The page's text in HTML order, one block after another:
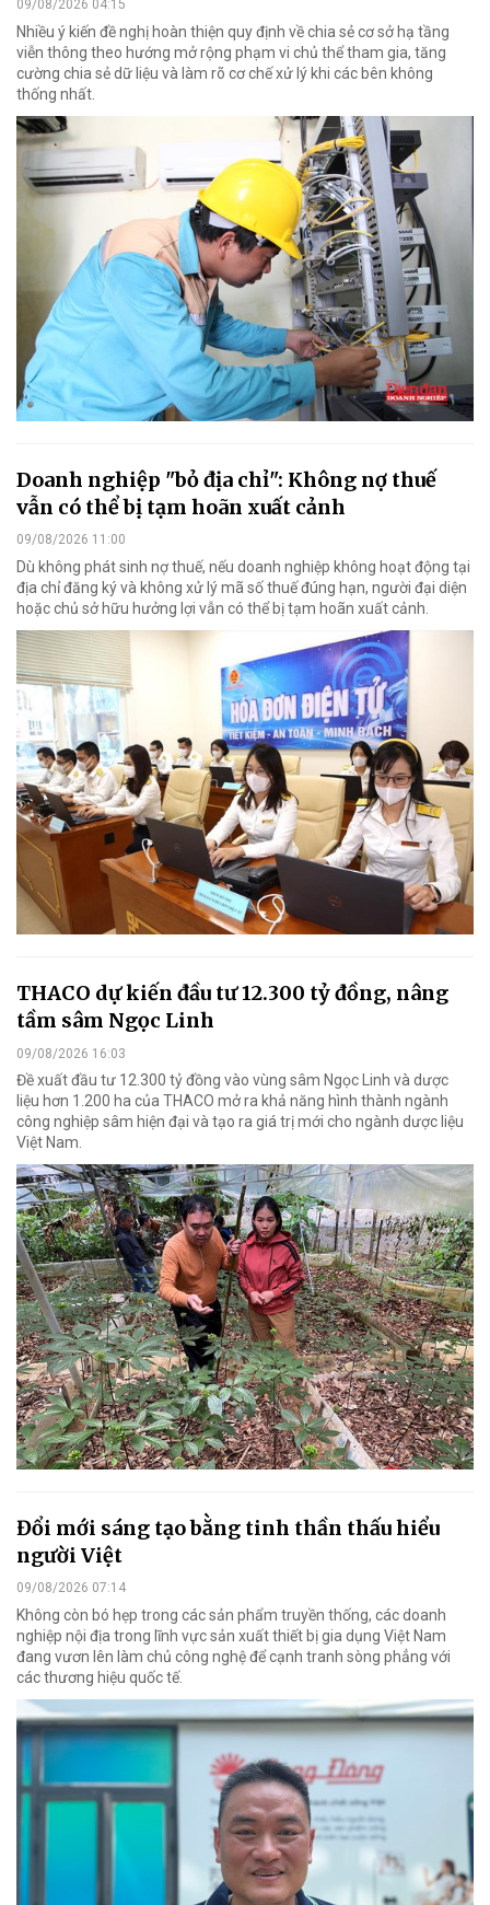
09/08/2026 04:15
Nhiều ý kiến đề nghị hoàn thiện quy định về chia sẻ cơ sở hạ tầng
viễn thông theo hướng mở rộng phạm vi chủ thể tham gia, tăng
cường chia sẻ dữ liệu và làm rõ cơ chế xử lý khi các bên không
thống nhất.
Doanh nghiệp "bỏ địa chỉ": Không nợ thuế
vẫn có thể bị tạm hoãn xuất cảnh
09/08/2026 11:00
Dù không phát sinh nợ thuế, nếu doanh nghiệp không hoạt động tại
địa chỉ đăng ký và không xử lý mã số thuế đúng hạn, người đại diện
hoặc chủ sở hữu hưởng lợi vẫn có thể bị tạm hoãn xuất cảnh.
THACO dự kiến đầu tư 12.300 tỷ đồng, nâng
tầm sâm Ngọc Linh
09/08/2026 16:03
Đề xuất đầu tư 12.300 tỷ đồng vào vùng sâm Ngọc Linh và dược
liệu hơn 1.200 ha của THACO mở ra khả năng hình thành ngành
công nghiệp sâm hiện đại và tạo ra giá trị mới cho ngành dược liệu
Việt Nam.
Đổi mới sáng tạo bằng tinh thần thấu hiểu
người Việt
09/08/2026 07:14
Không còn bó hẹp trong các sản phẩm truyền thống, các doanh
nghiệp nội địa trong lĩnh vực sản xuất thiết bị gia dụng Việt Nam
đang vươn lên làm chủ công nghệ để cạnh tranh sòng phẳng với
các thương hiệu quốc tế.